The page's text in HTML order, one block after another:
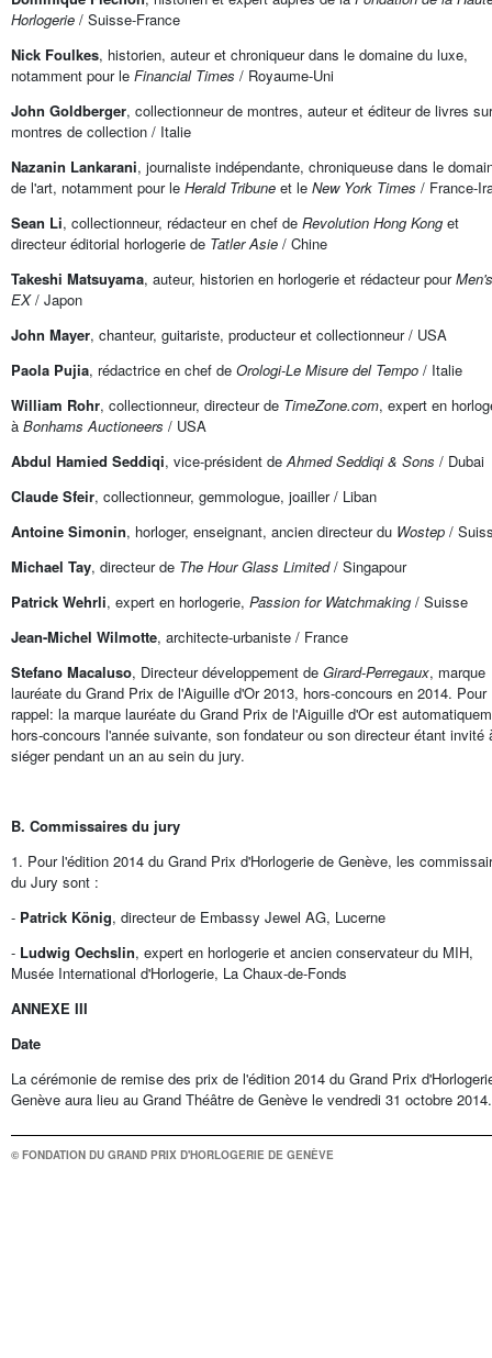
Horlogerie / Suisse-France
Nick Foulkes, historien, auteur et chroniqueur dans le domaine du luxe,
notamment pour le Financial Times / Royaume-Uni
John Goldberger, collectionneur de montres, auteur et éditeur de livres
montres de collection / Italie
Nazanin Lankarani, journaliste indépendante, chroniqueuse dans le
de l'art, notamment pour le Herald Tribune et le New York Times / France-
Sean Li, collectionneur, rédacteur en chef de Revolution Hong Kong et
directeur éditorial horlogerie de Tatler Asie / Chine
Takeshi Matsuyama, auteur, historien en horlogerie et rédacteur pourMen's
EX/ Japon
John Mayer, chanteur, guitariste, producteur et collectionneur / USA
Paola Pujia, rédactrice en chef de Orologi-Le Misure del Tempo / Italie
William Rohr, collectionneur, directeur de TimeZone.com, expert en
à Bonhams Auctioneers / USA
Abdul Hamied Seddiqi, vice-président deAhmed Seddiqi & Sons / Dubai
Claude Sfeir, collectionneur, gemmologue, joailler / Liban
Antoine Simonin, horloger, enseignant, ancien directeur du Wostep /
Michael Tay, directeur de The Hour Glass Limited/ Singapour
Patrick Wehrli, expert en horlogerie, Passion for Watchmaking / Suisse
Jean-Michel Wilmotte, architecte-urbaniste / France
Stefano Macaluso, Directeur développement de Girard-Perregaux, marque
lauréate du Grand Prix de l'Aiguille d'Or 2013, hors-concours en 2014. Pour
rappel: la marque lauréate du Grand Prix de l'Aiguille d'Or est
hors-concours l'année suivante, son fondateur ou son directeur étant invité
siéger pendant un an au sein du jury.
B. Commissaires du jury
1. Pour l'édition 2014 du Grand Prix d'Horlogerie de Genève, les
du Jury sont :
- Patrick König, directeur de Embassy Jewel AG, Lucerne
- Ludwig Oechslin, expert en horlogerie et ancien conservateur du MIH,
Musée International d'Horlogerie, La Chaux-de-Fonds
ANNEXE III
Date
La cérémonie de remise des prix de l'édition 2014 du Grand Prix
Genève aura lieu au Grand Théâtre de Genève le vendredi 31 octobre 2014.
© FONDATION DU GRAND PRIX D'HORLOGERIE DE GENÈVE